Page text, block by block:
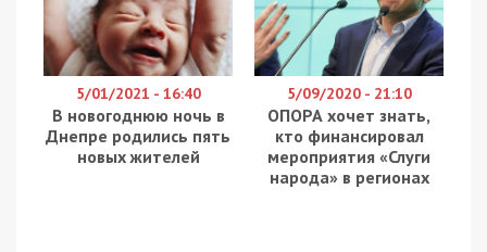
5/01/2021 - 16:40
В новогоднюю ночь в
Днепре родились пять
новых жителей
5/09/2020 - 21:10
ОПОРА хочет знать,
кто финансировал
мероприятия «‎Слуги
народа» в регионах